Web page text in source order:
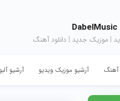
| موزیک جدید | دانلود آهنگ
آهنگ آرشیو موزیک ویدیو آرشیو